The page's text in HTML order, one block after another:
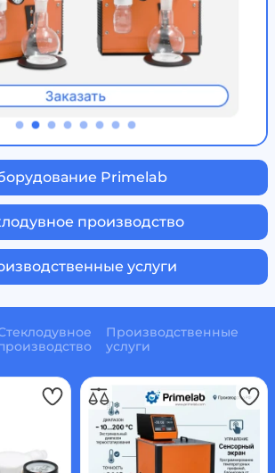
Primelab
производство
услуги
Производственные
услуги